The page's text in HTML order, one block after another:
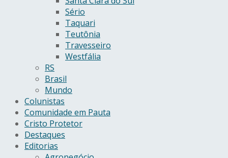
Sério
Taquari
Teutônia
Travesseiro
Westfália
RS
Brasil
Mundo
Colunistas
Comunidade em Pauta
Cristo Protetor
Destaques
Editorias